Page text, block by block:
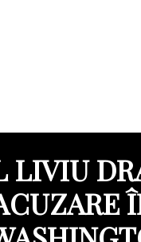
LIVIU